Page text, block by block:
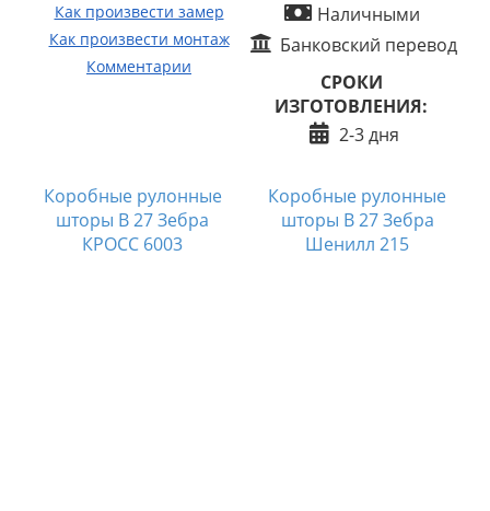
Как произвести замер
Как произвести монтаж
Комментарии
Наличными
Банковский перевод
СРОКИ
ИЗГОТОВЛЕНИЯ:
2-3 дня
Коробные рулонные
шторы B 27 Зебра
КРОСС 6003
Коробные рулонные
шторы B 27 Зебра
Шенилл 215